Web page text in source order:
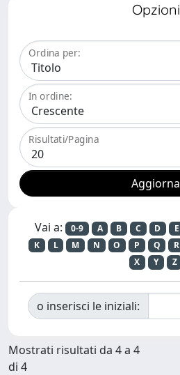
Opzioni
Ordina per:
In ordine:
Risultati/Pagina
Vai a: 0-9 A B C D E
K
L M N O P Q R
X
Y Z
o inserisci le iniziali:
Mostrati risultati da 4 a 4
di 4